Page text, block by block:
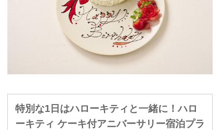
特別な1日はハローキティと一緒に！ハロ
ーキティ ケーキ付アニバーサリー宿泊プラ